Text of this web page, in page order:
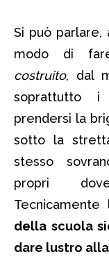
Si può parlare,
modo di
costruito, dal
soprattutto
prendersi la
sotto la
stesso
propri
Tecnicamente
della scuola
dare lustro